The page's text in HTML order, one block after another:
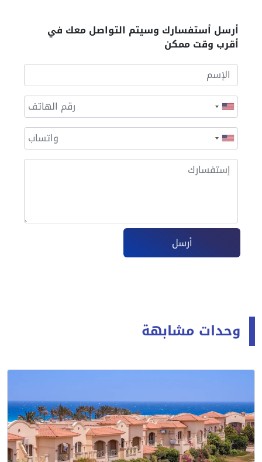
أرسل أستفسارك وسيتم التواصل معك في
أقرب وقت ممكن
أرسل
وحدات مشابهة